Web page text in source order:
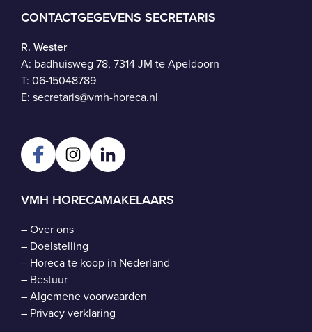
CONTACTGEGEVENS SECRETARIS
R. Wester
A: badhuisweg 78, 7314 JM te Apeldoorn
T: 06-15048789
E: secretaris@vmh-horeca.nl
VMH HORECAMAKELAARS
–Over ons
– Doelstelling
– Horeca te koop in Nederland
– Bestuur
–Algemene voorwaarden
– Privacy verklaring